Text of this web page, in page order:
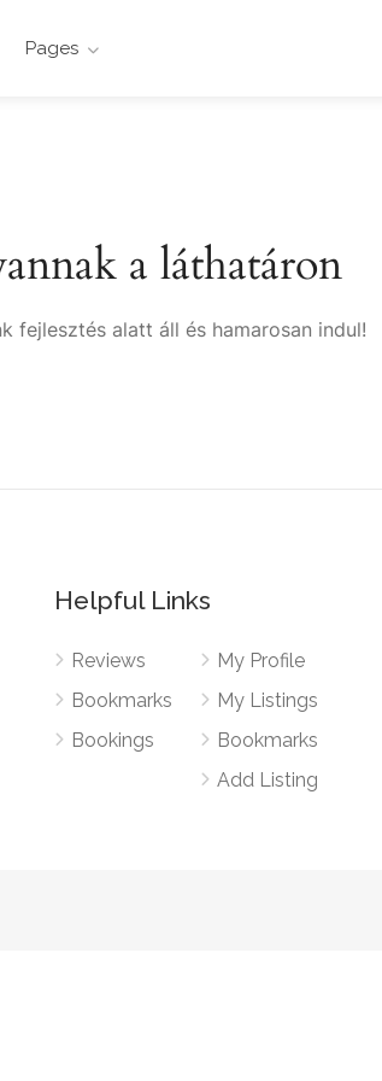
Pages
a láthatáron
fejlesztés alatt áll és hamarosan indul!
Helpful Links
Reviews
Bookmarks
Bookings
My Profile
My Listings
Bookmarks
Add Listing